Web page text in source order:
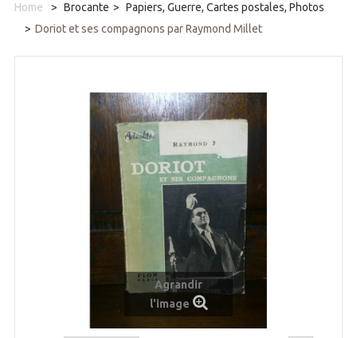
Home > Brocante > Papiers, Guerre, Cartes postales, Photos
> Doriot et ses compagnons par Raymond Millet
Agrandir
l'image